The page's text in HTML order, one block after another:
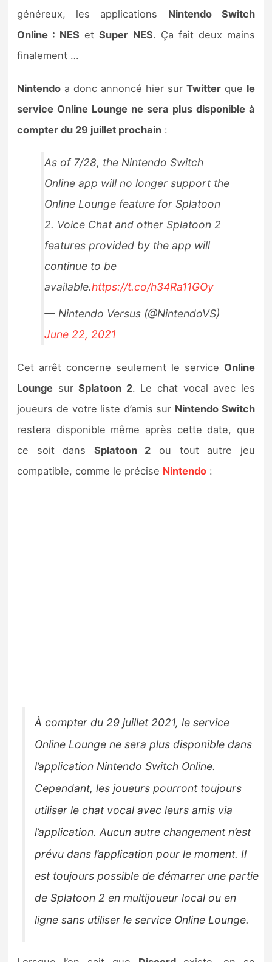
généreux, les applications Nintendo Switch
Online : NES etSuper NES. Ça fait deux mains
finalement …
Nintendo a donc annoncé hier sur Twitterque le
service Online Lounge ne sera plus disponible à
compter du 29 juillet prochain :
As of 7/28, the Nintendo Switch
Online app will no longer support the
Online Lounge feature for Splatoon
2. Voice Chat and other Splatoon 2
features provided by the app will
continue to be
available.https://t.co/h34Ra11GOy
— Nintendo Versus (@NintendoVS)
June 22, 2021
Cet arrêt concerne seulement le service Online
Lounge surSplatoon 2. Le chat vocal avec les
joueurs de votre liste d’amis sur Nintendo Switch
restera disponible même après cette date, que
ce soit dans Splatoon 2 ou tout autre jeu
compatible, comme le précise Nintendo :
À compter du 29 juillet 2021, le service
Online Lounge ne sera plus disponible dans
l’application Nintendo Switch Online.
Cependant, les joueurs pourront toujours
utiliser le chat vocal avec leurs amis via
l’application. Aucun autre changement n’est
prévu dans l’application pour le moment. Il
est toujours possible de démarrer une partie
de Splatoon 2 en multijoueur local ou en
ligne sans utiliser le service Online Lounge.